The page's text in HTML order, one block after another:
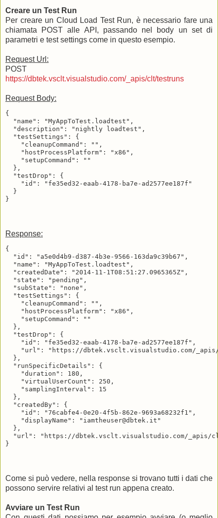
Creare un Test Run
Per creare un Cloud Load Test Run, è necessario fare una
chiamata POST alle API, passando nel body un set di
parametri e test settings come in questo esempio.
Request Url:
POST
https://dbtek.vsclt.visualstudio.com/_apis/clt/testruns
Request Body:
{
  "name": "MyAppToTest.loadtest",
  "description": "nightly loadtest",
  "testSettings": {
    "cleanupCommand": "",
    "hostProcessPlatform": "x86",
    "setupCommand": ""
  },
  "testDrop": {
    "id": "fe35ed32-eaab-4178-ba7e-ad2577ee187f"
  }
Response:
{
  "id": "a5e0d4b9-d387-4b3e-9566-163da9c39b67",
  "name": "MyAppToTest.loadtest",
  "createdDate": "2014-11-1T08:51:27.0965365Z",
  "state": "pending",
  "subState": "none",
  "testSettings": {
    "cleanupCommand": "",
    "hostProcessPlatform": "x86",
    "setupCommand": ""
  },
  "testDrop": {
    "id": "fe35ed32-eaab-4178-ba7e-ad2577ee187f",
"url": "https://dbtek.vsclt.visualstudio.com/
  },
  "runSpecificDetails": {
    "duration": 180,
    "virtualUserCount": 250,
    "samplingInterval": 15
  },
  "createdBy": {
    "id": "76cabfe4-0e20-4f5b-862e-9693a68232f1",
    "displayName": "iamtheuser@dbtek.it"
  },
"url": "https://dbtek.vsclt.visualstudio.com/_apis/
Come si può vedere, nella response si trovano tutti i dati che
possono servire relativi al test run appena creato.
Avviare un Test Run